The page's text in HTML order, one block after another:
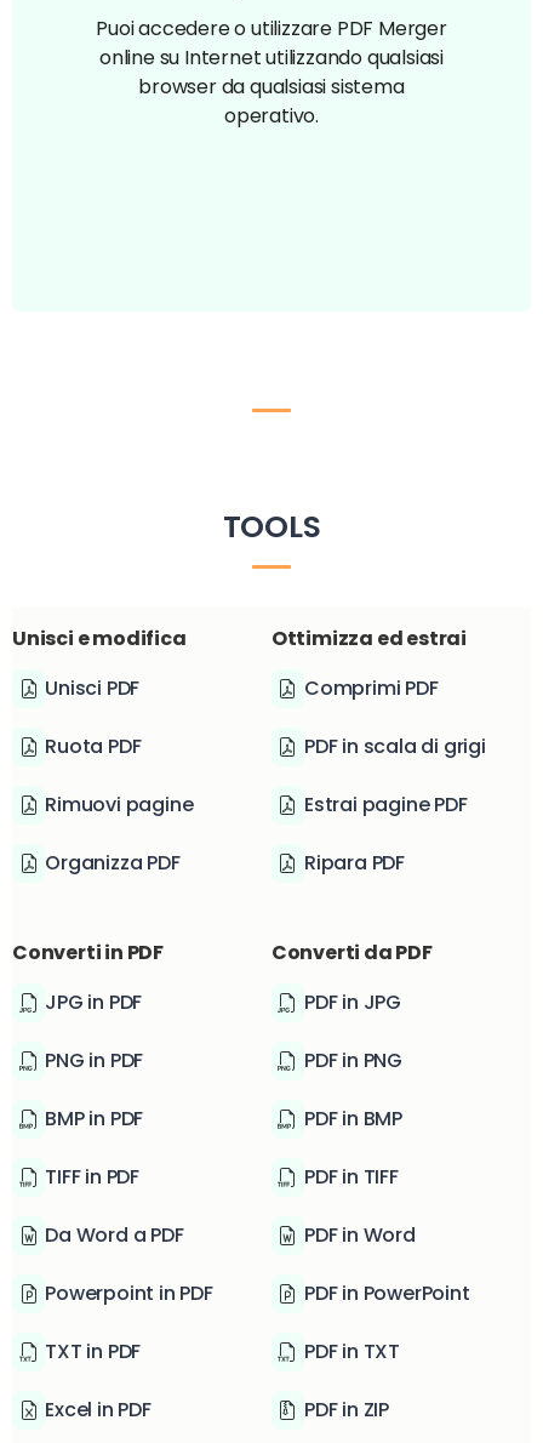
Puoi accedere o utilizzare PDF Merger
online su Internet utilizzando qualsiasi
browser da qualsiasi sistema
operativo.
TOOLS
Unisci e modifica
Unisci PDF
Ruota PDF
Rimuovi pagine
Organizza PDF
Ottimizza ed estrai
Comprimi PDF
PDF in scala di grigi
Estrai pagine PDF
Ripara PDF
Converti in PDF
JPG in PDF
PNG in PDF
BMP in PDF
TIFF in PDF
Da Word a PDF
Powerpoint in PDF
TXT in PDF
Excel in PDF
Converti da PDF
PDF in JPG
PDF in PNG
PDF in BMP
PDF in TIFF
PDF in Word
PDF in PowerPoint
PDF in TXT
PDF in ZIP